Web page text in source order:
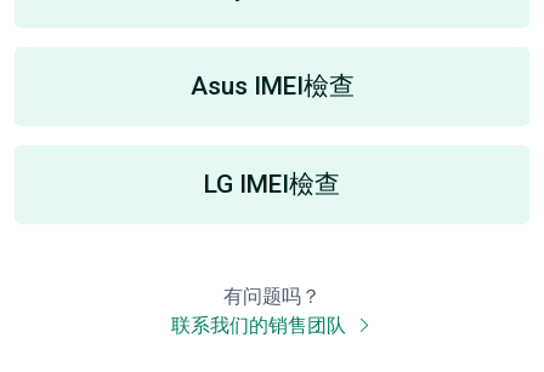
Asus IMEI檢查
LG IMEI檢查
有问题吗？
联系我们的销售团队